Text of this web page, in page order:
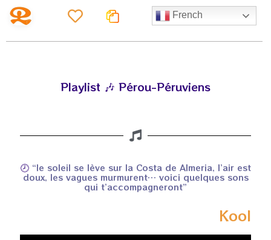
French
Playlist 🎶 Pérou-Péruviens
🕗“le soleil se lève sur la Costa de Almeria, l’air est
doux, les vagues murmurent… voici quelques sons
qui t’accompagneront”
Kool